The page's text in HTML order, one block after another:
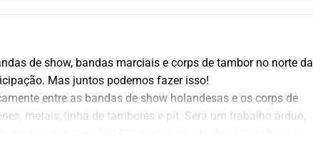
de show, bandas marciais e corps de tambor no norte da
Mas juntos podemos fazer isso!
entre as bandas de show holandesas e os corps de
metais, linha de tambores e pit. Será um trabalho árduo,